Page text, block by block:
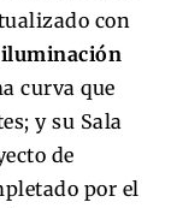
con
iluminación
curva que
y su Sala
de
por el